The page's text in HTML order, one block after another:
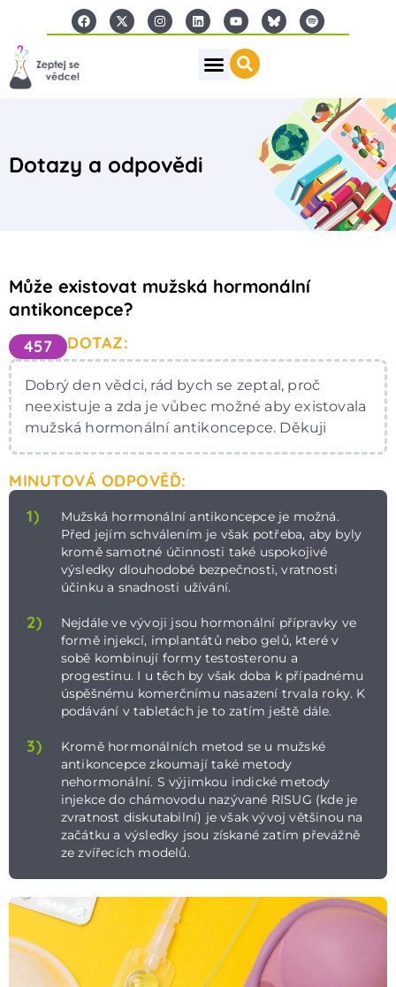
Dotazy a odpovědi
Může existovat mužská hormonální
antikoncepce?
457 DOTAZ:
Dobrý den vědci, rád bych se zeptal, proč
neexistuje a zda je vůbec možné aby existovala
mužská hormonální antikoncepce. Děkuji
MINUTOVÁ ODPOVĚĎ:
1)
Mužská hormonální antikoncepce je možná.
Před jejím schválením je však potřeba, aby byly
kromě samotné účinnosti také uspokojivé
výsledky dlouhodobé bezpečnosti, vratnosti
účinku a snadnosti užívání.
2)
Nejdále ve vývoji jsou hormonální přípravky ve
formě injekcí, implantátů nebo gelů, které v
sobě kombinují formy testosteronu a
progestinu. I u těch by však doba k případnému
úspěšnému komerčnímu nasazení trvala roky. K
podávání v tabletách je to zatím ještě dále.
3)
Kromě hormonálních metod se u mužské
antikoncepce zkoumají také metody
nehormonální. S výjimkou indické metody
injekce do chámovodu nazývané RISUG (kde je
zvratnost diskutabilní) je však vývoj většinou na
začátku a výsledky jsou získané zatím převážně
ze zvířecích modelů.